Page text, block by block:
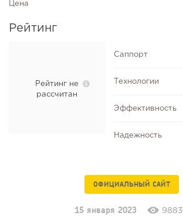
Цена
Рейтинг
Рейтинг не
рассчитан
Саппорт
Технологии
Эффективность
Надежность
ОФИЦИАЛЬНЫЙ САЙТ
15 января 2023 9883